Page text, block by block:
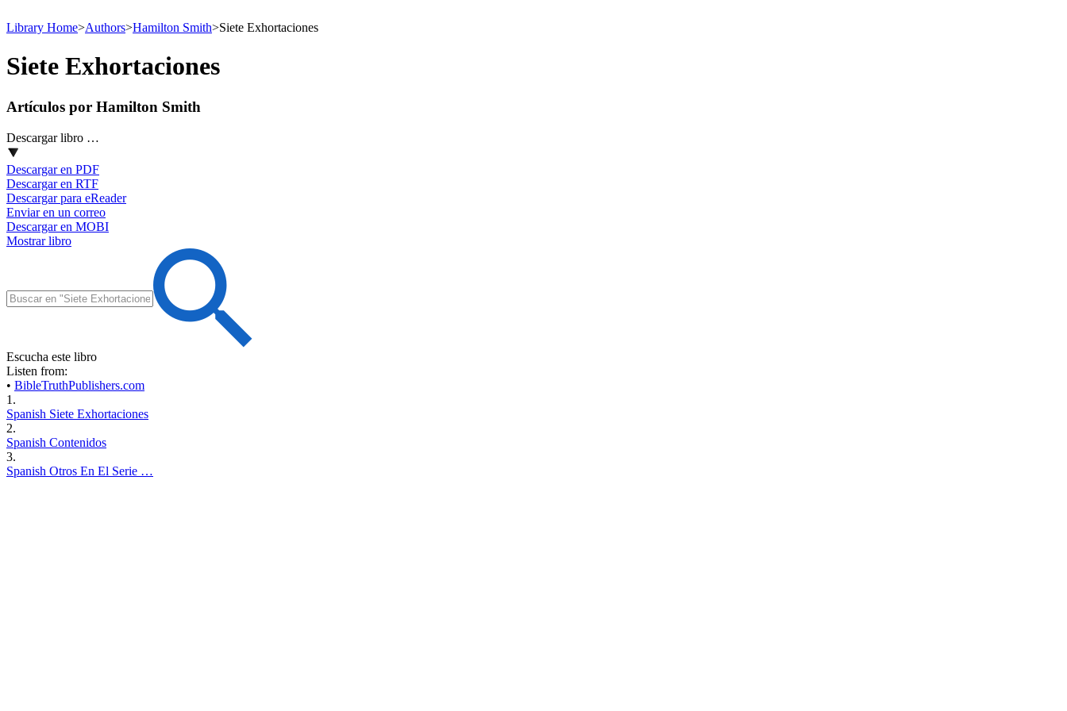
Library Home>Authors>Hamilton Smith>Siete Exhortaciones
Siete Exhortaciones
Artículos por Hamilton Smith
Descargar libro …
Descargar en PDF
Descargar en RTF
Descargar para eReader
Enviar en un correo
Descargar en MOBI
Mostrar libro
Escucha este libro
Listen from:
• BibleTruthPublishers.com
1.
Spanish Siete Exhortaciones
2.
Spanish Contenidos
3.
Spanish Otros En El Serie …